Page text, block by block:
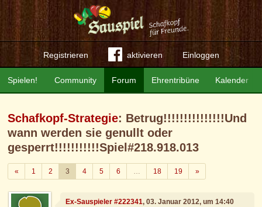
Registrieren aktivieren Einloggen
Community Forum Ehrentribüne Kalender
Spielen!
Schafkopf-Strategie: Betrug!!!!!!!!!!!!!!!Und
wann werden sie genullt oder
gesperrt!!!!!!!!!!!Spiel#218.918.013
«Zurück
1 2 3 4 5 6 … 18 19 »Weiter
Ex-Sauspieler #222341, 03. Januar 2012, um 14:40